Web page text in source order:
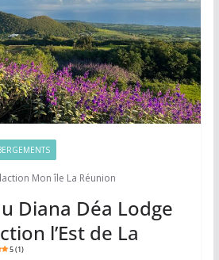
Mon île La Réunion
Diana Déa Lodge
l’Est de La
5 (1)